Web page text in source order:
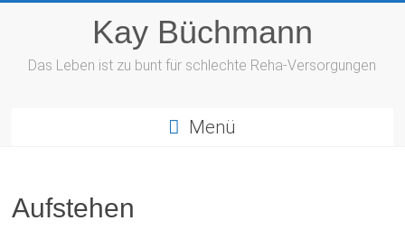
Kay Büchmann
Das Leben ist zu bunt für schlechte Reha-Versorgungen
Menü
Aufstehen